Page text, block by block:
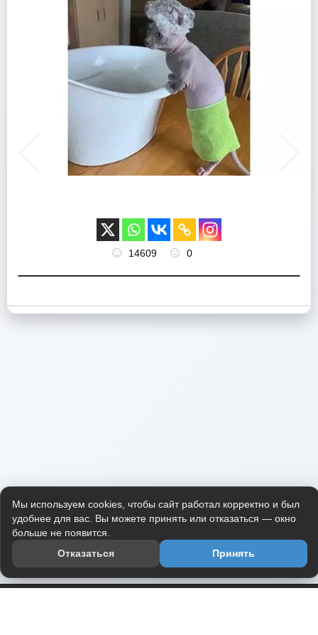
14609 0
Мы используем cookies, чтобы сайт работал корректно и был
удобнее для вас. Вы можете принять или отказаться — окно
больше не появится.
Отказаться
Принять